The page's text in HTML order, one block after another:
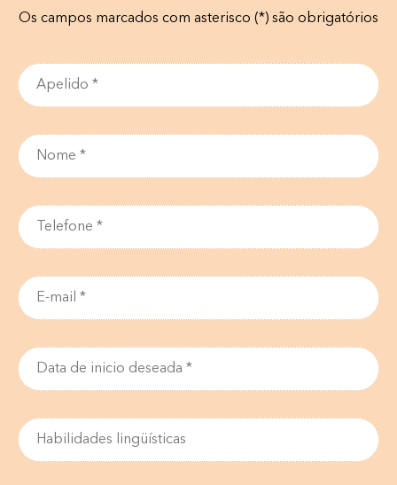
Os campos marcados com asterisco (*) são obrigatórios